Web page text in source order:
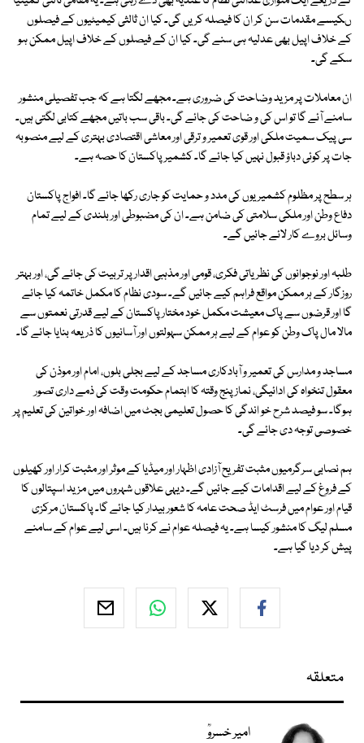
ںکیسے مقدمات سن کر ان کا فیصلہ کریں گی۔ کیا ان ثالثی کیمیٹیوں کے فیصلوں
کے خلاف اپیل بھی عدلیہ ہی سنے گی۔ کیا ان کے فیصلوں کے خلاف اپیل ممکن ہو
سکے گی۔
ان معاملات پر مزید وضاحت کی ضروری ہے۔ مجھے لگتا ہے کہ جب تفصیلی منشور
سامنے آئے گا تو اس کی و ضاحت کی جائے گی۔ باقی سب باتیں مجھے کتابی لگتی ہیں۔
سی پیک سمیت ملکی اور قوی تعمیر و ترقی اور معاشی اقتصادی بہتری کے لیے منصوبہ
جات پر کوئی دباؤ قبول نہیں کیا جائے گا۔ کشمیر پاکستان کا حصہ ہے۔
ہر سطح پر مظلوم کشمیریوں کی مدد و حمایت کو جاری رکھا جائے گا۔ افواج پاکستان
دفاع وطن اور ملکی سلامتی کی ضامن ہے۔ ان کی مضبوطی اور بلندی کے لیے تمام
وسائل بروے کار لائے جائیں گے۔
طلبہ اور نوجوانوں کی نظریاتی فکری، قومی اور مذہبی اقدار پر تربیت کی جائے گی، اور بہتر
روزگار کے ہر ممکن مواقع فراہم کیے جائیں گے۔ سودی نظام کا مکمل خاتمہ کیا جائے
گا اور قرضوں سے پاک معیشت مکمل خود مختار پاکستان کے لیے قدرتی نعمتوں سے
مالا مال پاک وطن کو عوام کے لیے ہر ممکن سہولتوں اور آسانیوں کا ذریعہ بنایا جائے گا۔
مساجد و مدارس کی تعمیر و آبادکاری مساجد کے لیے بجلی بلوں، امام اور موذن کی
معقول تنخواہ کی ادائیگی، نماز پنج وقتہ کا اہتمام حکومت وقت کی ذمے داری تصور
ہوگا۔ سو فیصد شرح خو اندگی کا حصول تعلیمی بجٹ میں اضافہ اور خواتین کی تعلیم پر
خصوصی توجہ دی جائے گی۔
ہم نصابی سرگرمیوں مثبت تفریح آزادی اظہار اور میڈیا کے موثر اور مثبت کرار اور کھیلوں
کے فروغ کے لیے اقدامات کیے جائیں گے۔ دیہی علاقوں شہروں میں مزید اسپتالوں کا
قیام اور عوام میں فرسٹ ایڈ صحت عامہ کا شعور بیدار کیا جائے گا۔ پاکستان مرکزی
مسلم لیگ کا منشور کیسا ہے۔ یہ فیصلہ عوام نے کرنا ہیں۔ اسی لیے عوام کے سامنے
پیش کر دیا گیا ہے۔
متعلقہ
امیر خسروؒ